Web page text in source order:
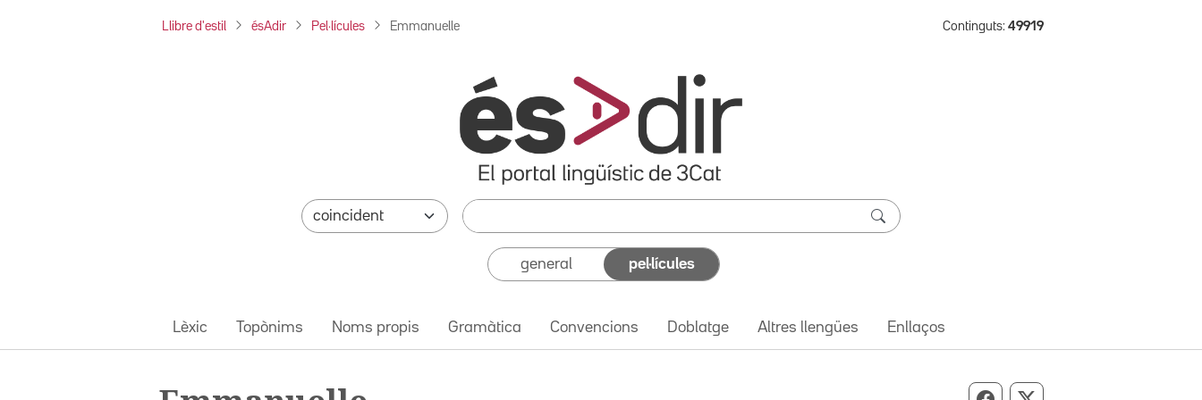
Llibre d'estil ésAdir Pel·lícules Emmanuelle Continguts: 49919
general pel·lícules
Lèxic Topònims Noms propis Gramàtica Convencions Doblatge Altres llengües Enllaços